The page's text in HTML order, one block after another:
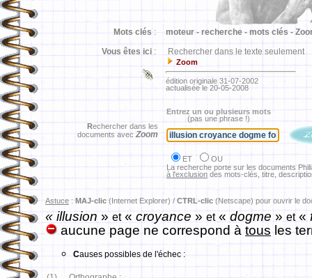
Mots clés : moteur - recherche - mots clés -
Vous êtes ici : Rechercher dans le texte seulement
Zoom
édition originale 31-07-2002
actualisée le 20-05-2008
Rechercher dans les
documents avec Zoom
Entrez un ou plusieurs mots
(pas une phrase !)
ET
OU
La recherche porte sur les documents
à l'exclusion des mots-clés, titre,
Astuce : MAJ-clic (Internet Explorer) / CTRL-clic (Netscape) pour ouvrir le
« illusion » et« croyance » et« dogme » et«
aucune page ne correspond à tous les
Causes possibles de l'échec :